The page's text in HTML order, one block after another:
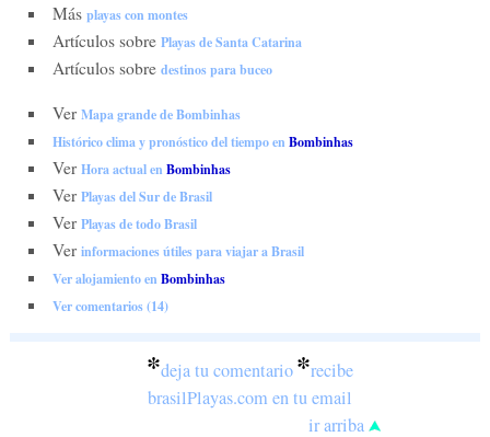
Más playas con montes
Artículos sobre Playas de Santa Catarina
Artículos sobre destinos para buceo
Ver Mapa grande de Bombinhas
Histórico clima y pronóstico del tiempo en Bombinhas
Ver Hora actual en Bombinhas
Ver Playas del Sur de Brasil
Ver Playas de todo Brasil
Ver informaciones útiles para viajar a Brasil
Ver alojamiento en Bombinhas
Ver comentarios (14)
*deja tu comentario*recibe
brasilPlayas.com en tu email
ir arriba